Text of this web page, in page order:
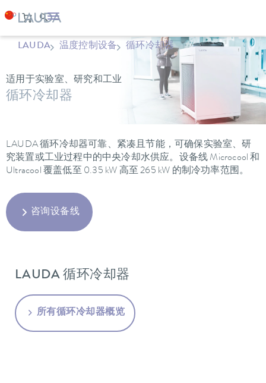
LAUDA 温度控制设备 循环冷却器
适用于实验室、研究和工业
循环冷却器
LAUDA 循环冷却器可靠、紧凑且节能，可确保实验室、研
究装置或工业过程中的中央冷却水供应。设备线 Microcool 和
Ultracool 覆盖低至 0.35 kW 高至 265 kW 的制冷功率范围。
咨询设备线
LAUDA 循环冷却器
所有循环冷却器概览